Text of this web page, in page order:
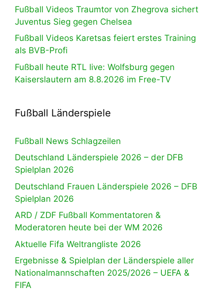
Fußball Videos Traumtor von Zhegrova sichert
Juventus Sieg gegen Chelsea
Fußball Videos Karetsas feiert erstes Training
als BVB-Profi
Fußball heute RTL live: Wolfsburg gegen
Kaiserslautern am 8.8.2026 im Free-TV
Fußball Länderspiele
Fußball News Schlagzeilen
Deutschland Länderspiele 2026 – der DFB
Spielplan 2026
Deutschland Frauen Länderspiele 2026 – DFB
Spielplan 2026
ARD / ZDF Fußball Kommentatoren &
Moderatoren heute bei der WM 2026
Aktuelle Fifa Weltrangliste 2026
Ergebnisse & Spielplan der Länderspiele aller
Nationalmannschaften 2025/2026 – UEFA &
FIFA